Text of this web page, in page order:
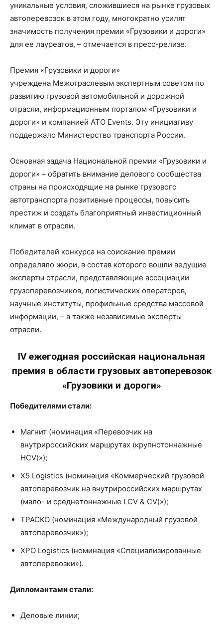
уникальные условия, сложившиеся на рынке грузовых
автоперевозок в этом году, многократно усилят
значимость получения премии «Грузовики и дороги»
для ее лауреатов, – отмечается в пресс-релизе.
Премия «Грузовики и дороги»
учреждена Межотраслевым экспертным советом по
развитию грузовой автомобильной и дорожной
отрасли, информационным порталом «Грузовики и
дороги» и компанией ATO Events. Эту инициативу
поддержало Министерство транспорта России.
Основная задача Национальной премии «Грузовики и
дороги» – обратить внимание делового сообщества
страны на происходящие на рынке грузового
автотранспорта позитивные процессы, повысить
престиж и создать благоприятный инвестиционный
климат в отрасли.
Победителей конкурса на соискание премии
определяло жюри, в состав которого вошли ведущие
эксперты отрасли, представляющие ассоциации
грузоперевозчиков, логистических операторов,
научные институты, профильные средства массовой
информации, – а также независимые эксперты
отрасли.
IV ежегодная российская национальная
премия в области грузовых автоперевозок
«Грузовики и дороги»
Победителями стали:
Магнит (номинация «Перевозчик на
внутрироссийских маршрутах (крупнотоннажные
HCV)»);
X5 Logistics (номинация «Коммерческий грузовой
автоперевозчик на внутрироссийских маршрутах
(мало- и среднетоннажные LCV & CV)»);
ТРАСКО (номинация «Международный грузовой
автоперевозчик»);
XPO Logistics (номинация «Специализированные
автоперевозки»).
Дипломантами стали:
Деловые линии;